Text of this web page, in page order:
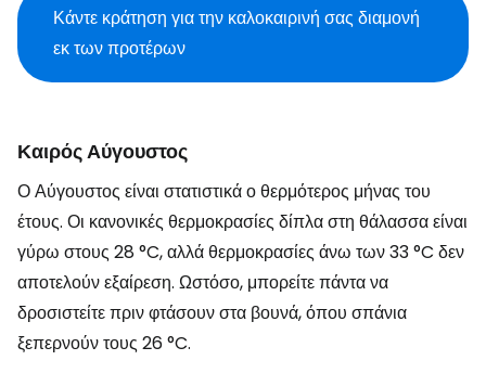
Κάντε κράτηση για την καλοκαιρινή σας διαμονή
εκ των προτέρων
Καιρός Αύγουστος
Ο Αύγουστος είναι στατιστικά ο θερμότερος μήνας του
έτους. Οι κανονικές θερμοκρασίες δίπλα στη θάλασσα είναι
γύρω στους 28 °C, αλλά θερμοκρασίες άνω των 33 °C δεν
αποτελούν εξαίρεση. Ωστόσο, μπορείτε πάντα να
δροσιστείτε πριν φτάσουν στα βουνά, όπου σπάνια
ξεπερνούν τους 26 °C.